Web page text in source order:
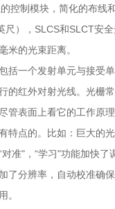
控制模块，简化的布线
尺），SLCS和SLCT安
米的光束距离。
括一个发射单元与接受
的红外对射光线。光栅
管表面上看它的工作原
特点的。比如：巨大的光
准"，“学习"功能加快了
了分辨率，自动校准确
。